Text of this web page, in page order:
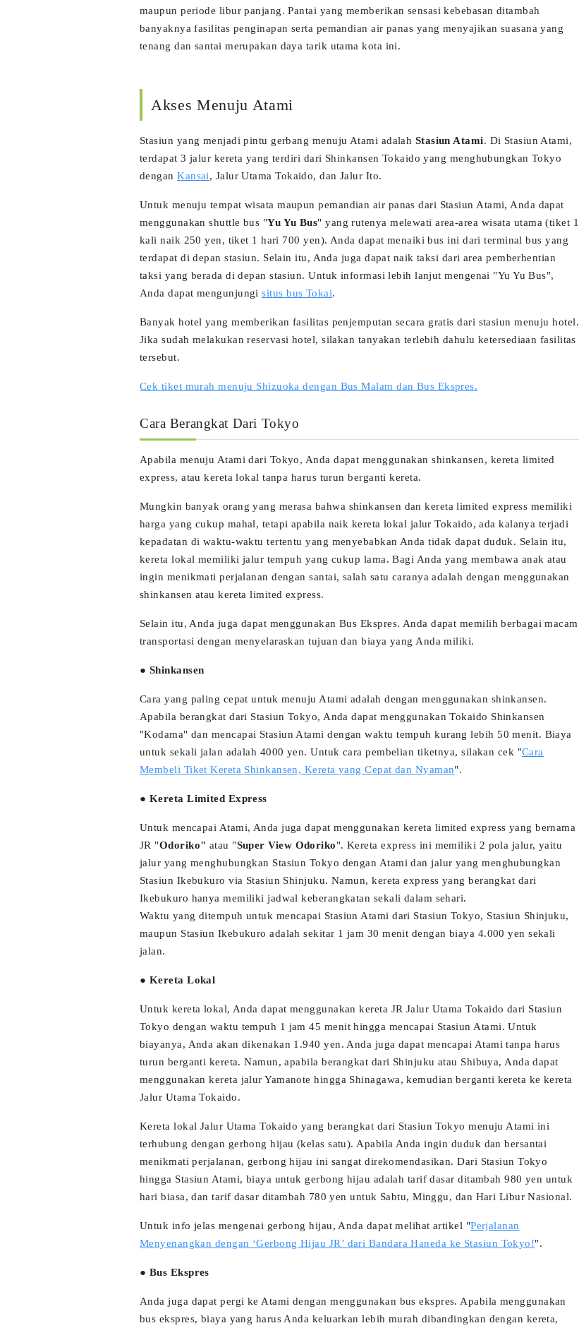
maupun periode libur panjang. Pantai yang memberikan sensasi kebebasan ditambah
banyaknya fasilitas penginapan serta pemandian air panas yang menyajikan suasana yang
tenang dan santai merupakan daya tarik utama kota ini.
Akses Menuju Atami
Stasiun yang menjadi pintu gerbang menuju Atami adalah Stasiun Atami. Di Stasiun Atami,
terdapat 3 jalur kereta yang terdiri dari Shinkansen Tokaido yang menghubungkan Tokyo
denganKansai, Jalur Utama Tokaido, dan Jalur Ito.
Untuk menuju tempat wisata maupun pemandian air panas dari Stasiun Atami, Anda dapat
menggunakan shuttle bus "Yu Yu Bus" yang rutenya melewati area-area wisata utama (tiket 1
kali naik 250 yen, tiket 1 hari 700 yen). Anda dapat menaiki bus ini dari terminal bus yang
terdapat di depan stasiun. Selain itu, Anda juga dapat naik taksi dari area pemberhentian
taksi yang berada di depan stasiun. Untuk informasi lebih lanjut mengenai "Yu Yu Bus",
Anda dapat mengunjungisitus bus Tokai.
Banyak hotel yang memberikan fasilitas penjemputan secara gratis dari stasiun menuju hotel.
Jika sudah melakukan reservasi hotel, silakan tanyakan terlebih dahulu ketersediaan fasilitas
tersebut.
Cek tiket murah menuju Shizuoka dengan Bus Malam dan Bus Ekspres.
Cara Berangkat Dari Tokyo
Apabila menuju Atami dari Tokyo, Anda dapat menggunakan shinkansen, kereta limited
express, atau kereta lokal tanpa harus turun berganti kereta.
Mungkin banyak orang yang merasa bahwa shinkansen dan kereta limited express memiliki
harga yang cukup mahal, tetapi apabila naik kereta lokal jalur Tokaido, ada kalanya terjadi
kepadatan di waktu-waktu tertentu yang menyebabkan Anda tidak dapat duduk. Selain itu,
kereta lokal memiliki jalur tempuh yang cukup lama. Bagi Anda yang membawa anak atau
ingin menikmati perjalanan dengan santai, salah satu caranya adalah dengan menggunakan
shinkansen atau kereta limited express.
Selain itu, Anda juga dapat menggunakan Bus Ekspres. Anda dapat memilih berbagai macam
transportasi dengan menyelaraskan tujuan dan biaya yang Anda miliki.
● Shinkansen
Cara yang paling cepat untuk menuju Atami adalah dengan menggunakan shinkansen.
Apabila berangkat dari Stasiun Tokyo, Anda dapat menggunakan Tokaido Shinkansen
"Kodama" dan mencapai Stasiun Atami dengan waktu tempuh kurang lebih 50 menit. Biaya
untuk sekali jalan adalah 4000 yen. Untuk cara pembelian tiketnya, silakan cek "Cara
Membeli Tiket Kereta Shinkansen, Kereta yang Cepat dan Nyaman".
● Kereta Limited Express
Untuk mencapai Atami, Anda juga dapat menggunakan kereta limited express yang bernama
JR "Odoriko" atau "Super View Odoriko". Kereta express ini memiliki 2 pola jalur, yaitu
jalur yang menghubungkan Stasiun Tokyo dengan Atami dan jalur yang menghubungkan
Stasiun Ikebukuro via Stasiun Shinjuku. Namun, kereta express yang berangkat dari
Ikebukuro hanya memiliki jadwal keberangkatan sekali dalam sehari.
Waktu yang ditempuh untuk mencapai Stasiun Atami dari Stasiun Tokyo, Stasiun Shinjuku,
maupun Stasiun Ikebukuro adalah sekitar 1 jam 30 menit dengan biaya 4.000 yen sekali
jalan.
● Kereta Lokal
Untuk kereta lokal, Anda dapat menggunakan kereta JR Jalur Utama Tokaido dari Stasiun
Tokyo dengan waktu tempuh 1 jam 45 menit hingga mencapai Stasiun Atami. Untuk
biayanya, Anda akan dikenakan 1.940 yen. Anda juga dapat mencapai Atami tanpa harus
turun berganti kereta. Namun, apabila berangkat dari Shinjuku atau Shibuya, Anda dapat
menggunakan kereta jalur Yamanote hingga Shinagawa, kemudian berganti kereta ke kereta
Jalur Utama Tokaido.
Kereta lokal Jalur Utama Tokaido yang berangkat dari Stasiun Tokyo menuju Atami ini
terhubung dengan gerbong hijau (kelas satu). Apabila Anda ingin duduk dan bersantai
menikmati perjalanan, gerbong hijau ini sangat direkomendasikan. Dari Stasiun Tokyo
hingga Stasiun Atami, biaya untuk gerbong hijau adalah tarif dasar ditambah 980 yen untuk
hari biasa, dan tarif dasar ditambah 780 yen untuk Sabtu, Minggu, dan Hari Libur Nasional.
Untuk info jelas mengenai gerbong hijau, Anda dapat melihat artikel "Perjalanan
Menyenangkan dengan ‘Gerbong Hijau JR’ dari Bandara Haneda ke Stasiun Tokyo!".
● Bus Ekspres
Anda juga dapat pergi ke Atami dengan menggunakan bus ekspres. Apabila menggunakan
bus ekspres, biaya yang harus Anda keluarkan lebih murah dibandingkan dengan kereta,